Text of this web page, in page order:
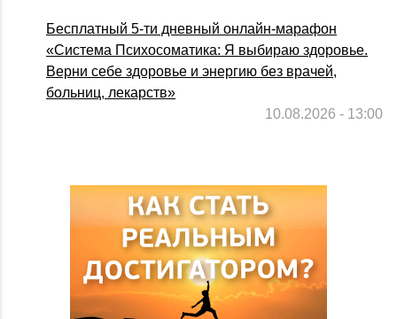
Бесплатный 5-ти дневный онлайн-марафон
«Система Психосоматика: Я выбираю здоровье.
Верни себе здоровье и энергию без врачей,
больниц, лекарств»
10.08.2026 - 13:00